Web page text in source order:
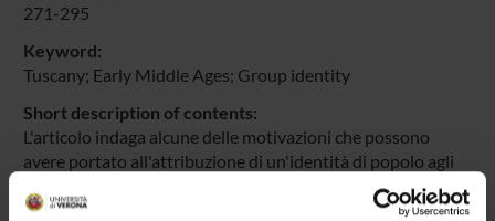
271-295
Keyword:
Tuscany; Early Middle Ages; Group identity
Short description of contents:
L'articolo indaga alcune delle motivazioni che possono
avere portato all'attribuzione di un'identità di popolo agli
abitanti della Toscana nel corso dell'alto Medioevo così
come si riscontra in una versione della cosiddetta Tavola